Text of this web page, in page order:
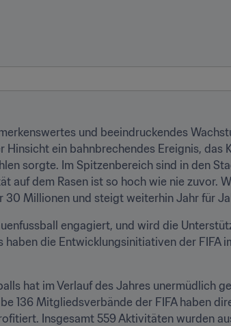
und beeindruckendes
Hinsicht ein bahnbrechendes Ereignis,
sorgte. Im Spitzenbereich sind in den
auf dem Rasen ist so hoch wie nie zuvor.
Millionen und steigt weiterhin Jahr für
engagiert, und wird die
die Entwicklungsinitiativen der FIFA
hat im Verlauf des Jahres unermüdlich
136 Mitgliedsverbände der FIFA haben
Insgesamt 559 Aktivitäten wurden